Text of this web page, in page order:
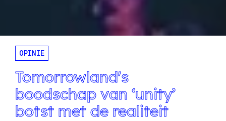
OPINIE
Tomorrowland's
boodschap van ‘unity’
botst met de realiteit